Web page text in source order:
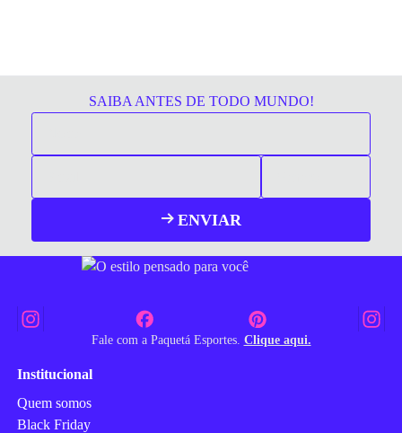
SAIBA ANTES DE TODO MUNDO!
ENVIAR
Fale com a Paquetá Esportes. Clique aqui.
Institucional
Quem somos
Black Friday